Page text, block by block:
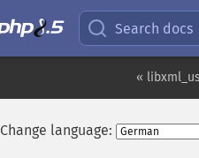
Search docs
«
Change language: